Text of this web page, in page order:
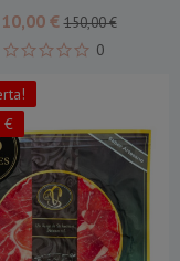
€150,00 €
0
€